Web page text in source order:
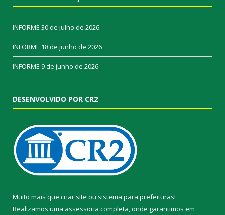
INFORME 30 de julho de 2026
INFORME 18 de junho de 2026
INFORME 9 de junho de 2026
DESENVOLVIDO POR CR2
Muito mais que criar site ou sistema para prefeituras!
Realizamos uma assessoria completa, onde garantimos em